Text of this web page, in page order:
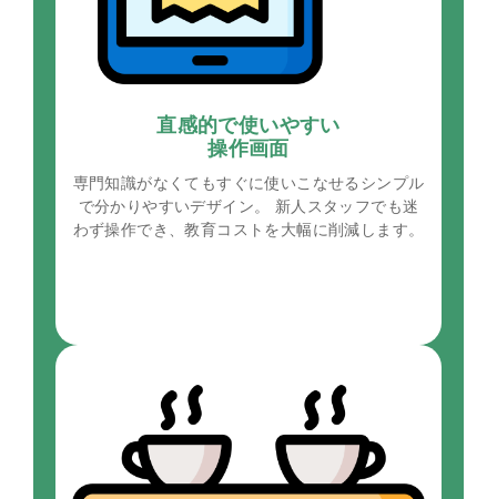
直感的で使いやすい
操作画面
専門知識がなくてもすぐに使いこなせるシンプル
で分かりやすいデザイン。 新人スタッフでも迷
わず操作でき、教育コストを大幅に削減します。